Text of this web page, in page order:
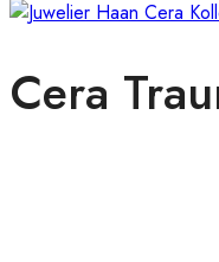
Cera